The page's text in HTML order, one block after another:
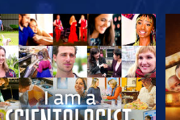
DÉCOUVRIR LES SÉRIES